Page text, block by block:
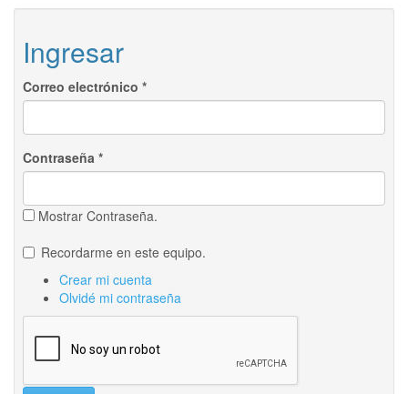
Ingresar
Correo electrónico *
Contraseña *
Mostrar Contraseña.
Recordarme en este equipo.
Crear mi cuenta
Olvidé mi contraseña